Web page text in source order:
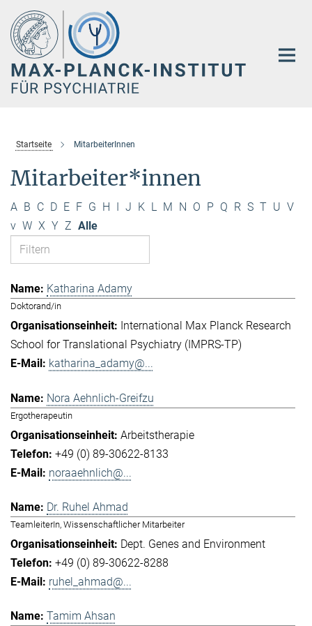
Hauptinhalt
Startseite MitarbeiterInnen
Mitarbeiter*innen
A B C D E F G H I J K L M N O P Q R S T U V
v W X Y Z Alle
Katharina Adamy
Doktorand/in
International Max Planck Research
School for Translational Psychiatry (IMPRS-TP)
katharina_adamy@...
Nora Aehnlich-Greifzu
Ergotherapeutin
Arbeitstherapie
+49 (0) 89-30622-8133
noraaehnlich@...
Dr. Ruhel Ahmad
TeamleiterIn, Wissenschaftlicher Mitarbeiter
Dept. Genes and Environment
+49 (0) 89-30622-8288
ruhel_ahmad@...
Tamim Ahsan